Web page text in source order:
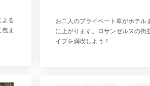
よる
ま
お二人のプライベート車がホテル
に上がります。ロサンゼルスの街
イブを満喫しよう！